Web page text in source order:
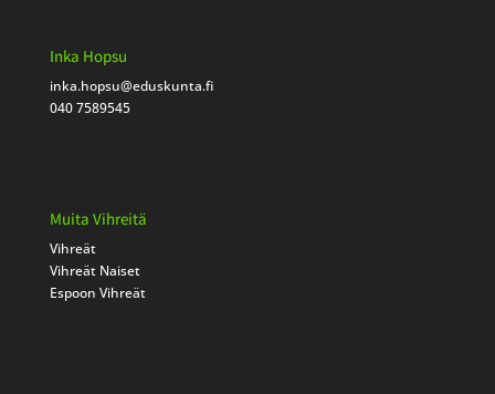
Inka Hopsu
inka.hopsu@eduskunta.fi
040 7589545
Muita Vihreitä
Vihreät
Vihreät Naiset
Espoon Vihreät